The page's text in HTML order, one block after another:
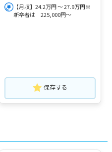
【月収】24.2万円 ～ 27.9万円※
新卒者は 225,000円～
保存する